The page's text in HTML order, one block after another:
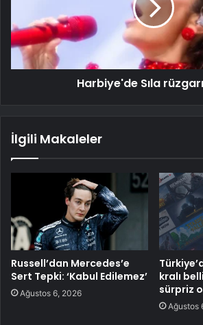
Harbiye'de Sıla
İlgili Makaleler
Russell’dan Mercedes’e
Sert Tepki: ‘Kabul Edilemez’
Ağustos 6, 2026
kralı
sürpriz
Ağustos